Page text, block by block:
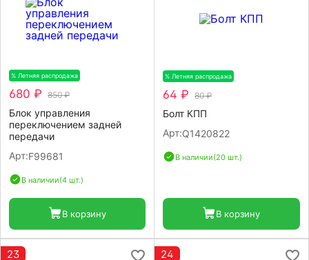
% Летняя распродажа
680 ₽ 850 ₽
Блок управления
переключением задней
передачи
Арт:F99681
В наличии(4 шт.)
В корзину
% Летняя распродажа
64 ₽ 80 ₽
Болт КПП
Арт:Q1420822
В наличии(20 шт.)
В корзину
23 24